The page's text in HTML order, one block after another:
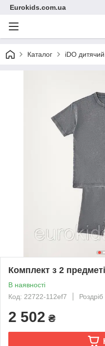
Eurokids.com.ua
Каталог iDO
Комплект з 2
В наявності
Код: 22722-112ef7
Роздріб
2 502 ₴